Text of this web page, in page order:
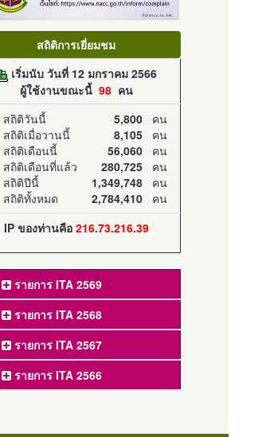
สถิติการเยี่ยมชม
เริ่มนับ วันที่ 12 มกราคม 2566
ผู้ใช้งานขณะนี้ 98คน
สถิติวันนี้
5,800คน
สถิติเมื่อวานนี้
8,105คน
สถิติเดือนนี้
56,060คน
สถิติเดือนที่แล้ว
280,725คน
สถิติปีนี้
1,349,748คน
สถิติทั้งหมด
2,784,410คน
IP ของท่านคือ 216.73.216.39
รายการ ITA 2569
รายการ ITA 2568
รายการ ITA 2567
รายการ ITA 2566